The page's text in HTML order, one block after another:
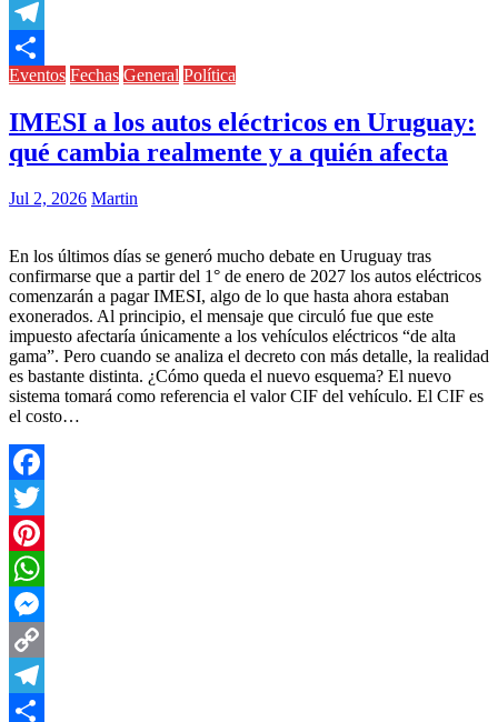
Copy
Link
Telegram
Compartir
Eventos Fechas General Política
IMESI a los autos eléctricos en Uruguay:
qué cambia realmente y a quién afecta
Jul 2, 2026 Martin
En los últimos días se generó mucho debate en Uruguay tras
confirmarse que a partir del 1° de enero de 2027 los autos eléctricos
comenzarán a pagar IMESI, algo de lo que hasta ahora estaban
exonerados. Al principio, el mensaje que circuló fue que este
impuesto afectaría únicamente a los vehículos eléctricos “de alta
gama”. Pero cuando se analiza el decreto con más detalle, la realidad
es bastante distinta. ¿Cómo queda el nuevo esquema? El nuevo
sistema tomará como referencia el valor CIF del vehículo. El CIF es
el costo…
Facebook
Twitter
Pinterest
WhatsApp
Messenger
Copy
Link
Telegram